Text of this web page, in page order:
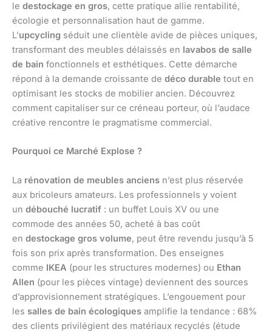
le destockage en gros, cette pratique allie rentabilité,
écologie et personnalisation haut de gamme.
L’upcycling séduit une clientèle avide de pièces uniques,
transformant des meubles délaissés en lavabos de salle
de bain fonctionnels et esthétiques. Cette démarche
répond à la demande croissante de déco durable tout en
optimisant les stocks de mobilier ancien. Découvrez
comment capitaliser sur ce créneau porteur, où l’audace
créative rencontre le pragmatisme commercial.
Pourquoi ce Marché Explose ?
La rénovation de meubles anciens n’est plus réservée
aux bricoleurs amateurs. Les professionnels y voient
un débouché lucratif : un buffet Louis XV ou une
commode des années 50, acheté à bas coût
en destockage gros volume, peut être revendu jusqu’à 5
fois son prix après transformation. Des enseignes
comme IKEA (pour les structures modernes) ou Ethan
Allen (pour les pièces vintage) deviennent des sources
d’approvisionnement stratégiques. L’engouement pour
les salles de bain écologiques amplifie la tendance : 68%
des clients privilégient des matériaux recyclés (étude